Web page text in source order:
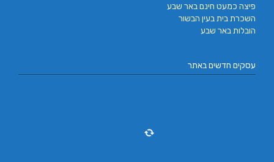
פיצה כמעט חינם באר שבע
השכרת בית בעין הבשור
הובלות באר שבע
עסקים חדשים באתר